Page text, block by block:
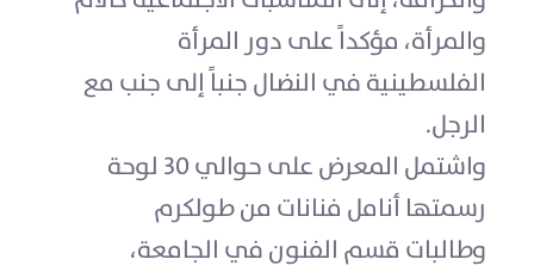
والمرأة، مؤكداً على دور المرأة
الفلسطينية في النضال جنباً إلى جنب مع
الرجل.
واشتمل المعرض على حوالي 30 لوحة
رسمتها أنامل فنانات من طولكرم
وطالبات قسم الفنون في الجامعة،